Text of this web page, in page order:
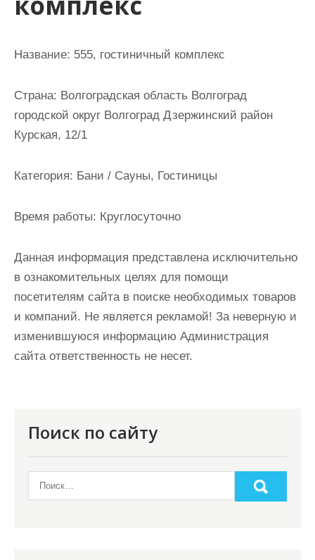
Название: 555, гостиничный комплекс
Страна: Волгоградская область Волгоград
городской округ Волгоград Дзержинский район
Курская, 12/1
Категория: Бани / Сауны, Гостиницы
Время работы: Круглосуточно
Данная информация представлена исключительно
в ознакомительных целях для помощи
посетителям сайта в поиске необходимых товаров
и компаний. Не является рекламой! За неверную и
изменившуюся информацию Администрация
сайта ответственность не несет.
Поиск по сайту